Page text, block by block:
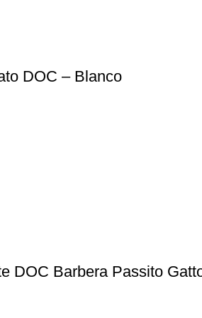
DOC – Blanco
DOC Barbera Passito